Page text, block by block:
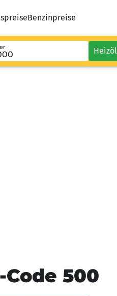
Benzinpreise
Code 500